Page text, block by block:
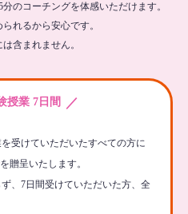
のコーチングを体感いただけます。
れるから安心です。
含まれません。
授業 7日間 ／
受けていただいたすべての方に
を贈呈いたします。
、7日間受けていただいた方、全